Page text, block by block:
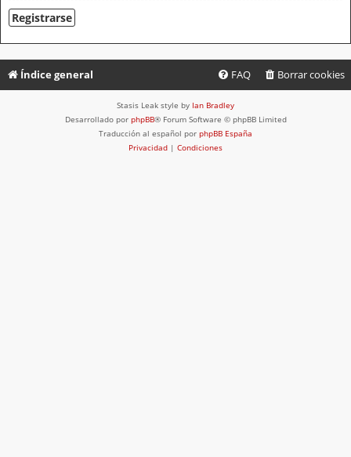
Registrarse
Índice general Borrar cookies
FAQ
Stasis Leak style by Ian Bradley
Desarrollado por phpBB® Forum Software © phpBB Limited
Traducción al español por phpBB España
Privacidad | Condiciones